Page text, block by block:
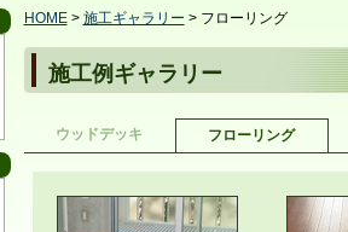
HOME> 施工ギャラリー > フローリング
施工例ギャラリー
ウッドデッキ フローリング